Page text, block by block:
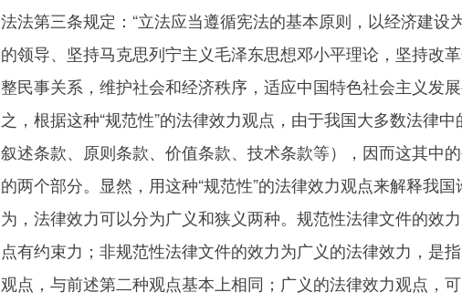
法法第三条规定：“立法应当遵循宪法的基本原则，以经济建
的领导、坚持马克思列宁主义毛泽东思想邓小平理论，坚持改
整民事关系，维护社会和经济秩序，适应中国特色社会主义发
之，根据这种“规范性”的法律效力观点，由于我国大多数法律
叙述条款、原则条款、价值条款、技术条款等），因而这其中
的两个部分。显然，用这种“规范性”的法律效力观点来解释我
为，法律效力可以分为广义和狭义两种。规范性法律文件的效
点有约束力；非规范性法律文件的效力为广义的法律效力，是
观点，与前述第二种观点基本上相同；广义的法律效力观点，